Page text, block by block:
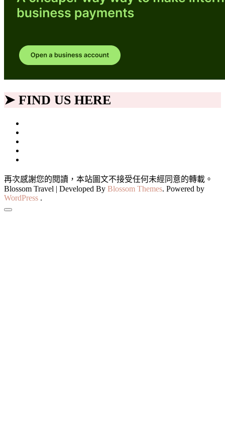
➤ FIND US HERE
再次感謝您的閱讀，本站圖文不接受任何未經同意的轉載。
Blossom Travel | Developed By Blossom Themes. Powered by
WordPress .